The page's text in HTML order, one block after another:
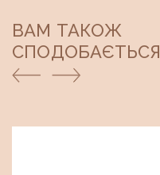
ВАМ ТАКОЖ
СПОДОБАЄТЬСЯ